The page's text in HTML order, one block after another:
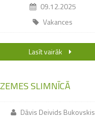
09.12.2025
Vakances
Lasīt vairāk
SLIMNĪCĀ
Dāvis Deivids Bukovskis